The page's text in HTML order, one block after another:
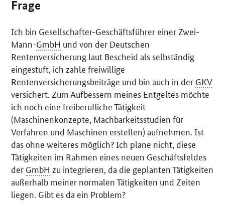
Frage
Ich bin Gesellschafter-Geschäftsführer einer Zwei-
Mann-GmbH und von der Deutschen
Rentenversicherung laut Bescheid als selbständig
eingestuft, ich zahle freiwillige
Rentenversicherungsbeiträge und bin auch in der GKV
versichert. Zum Aufbessern meines Entgeltes möchte
ich noch eine freiberufliche Tätigkeit
(Maschinenkonzepte, Machbarkeitsstudien für
Verfahren und Maschinen erstellen) aufnehmen. Ist
das ohne weiteres möglich? Ich plane nicht, diese
Tätigkeiten im Rahmen eines neuen Geschäftsfeldes
der GmbH zu integrieren, da die geplanten Tätigkeiten
außerhalb meiner normalen Tätigkeiten und Zeiten
liegen. Gibt es da ein Problem?